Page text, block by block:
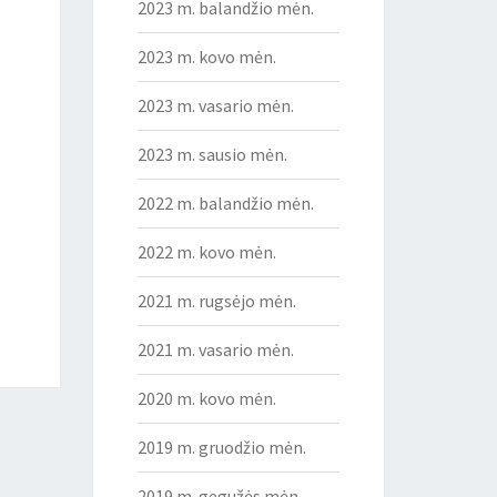
2023 m. balandžio mėn.
2023 m. kovo mėn.
2023 m. vasario mėn.
2023 m. sausio mėn.
2022 m. balandžio mėn.
2022 m. kovo mėn.
2021 m. rugsėjo mėn.
2021 m. vasario mėn.
2020 m. kovo mėn.
2019 m. gruodžio mėn.